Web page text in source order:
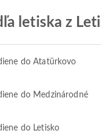
letiska z
do Atatürkovo
do Medzinárodné
do Letisko